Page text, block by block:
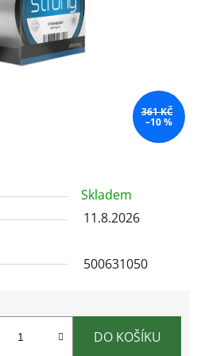
Skladem
11.8.2026
500631050
DO KOŠÍKU
361 KČ
–10 %